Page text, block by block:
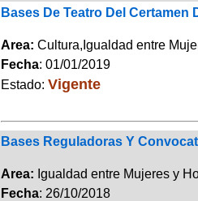
Bases De Teatro Del Certamen
Area: Cultura,Igualdad entre
Fecha: 01/01/2019
Estado: Vigente
Bases Reguladoras Y
Area: Igualdad entre Mujeres y
Fecha: 26/10/2018